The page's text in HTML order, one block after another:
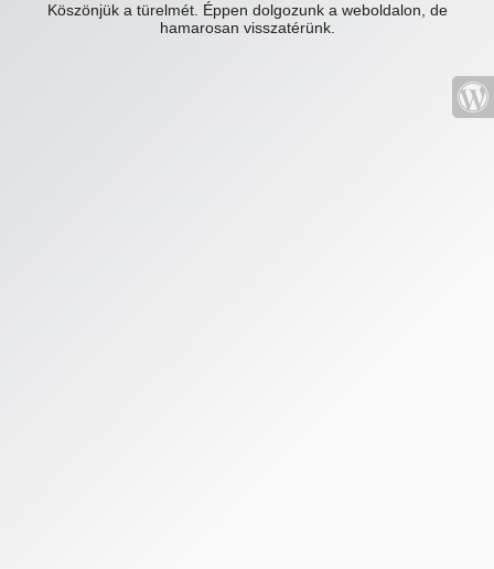
Köszönjük a türelmét. Éppen dolgozunk a weboldalon, de
hamarosan visszatérünk.